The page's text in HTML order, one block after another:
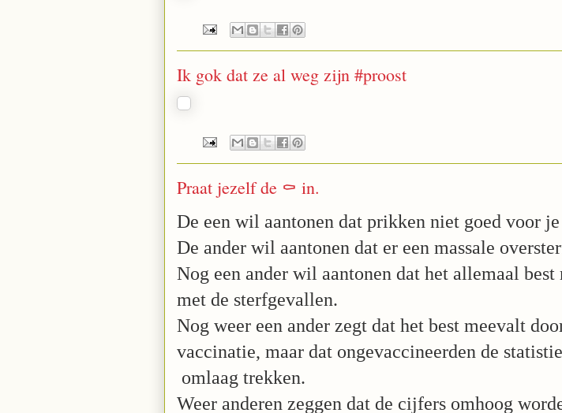
Ik gok dat ze al weg zijn #proost
Praat jezelf de ⚰️ in.
De een wil aantonen dat prikken niet goed voor
De ander wil aantonen dat er een massale
Nog een ander wil aantonen dat het allemaal best
met de sterfgevallen.
Nog weer een ander zegt dat het best meevalt
vaccinatie, maar dat ongevaccineerden de
omlaag trekken.
Weer anderen zeggen dat de cijfers omhoog